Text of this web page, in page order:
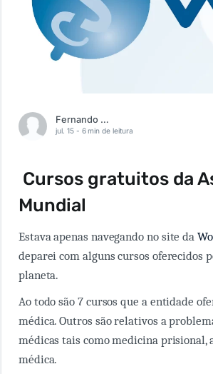
Fernando Carbonieri
jul. 15 - 6 min de leitura
Cursos gratuitos da
Mundial
Estava apenas navegando no site da
deparei com alguns cursos oferecidos
planeta.
Ao todo são 7 cursos que a entidade
médica. Outros são relativos a
médicas tais como medicina
médica.